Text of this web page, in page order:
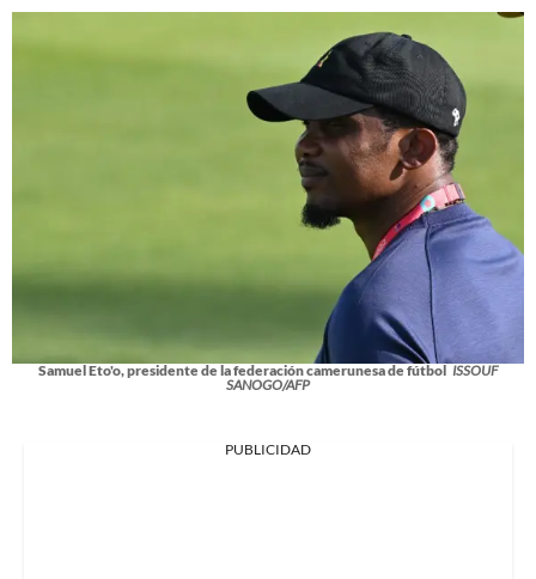
Samuel Eto'o, presidente de la federación camerunesa de fútbol ISSOUF
SANOGO/AFP
PUBLICIDAD